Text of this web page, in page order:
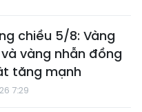
chiều 5/8: Vàng
vàng nhẫn đồng
tăng mạnh
7:29